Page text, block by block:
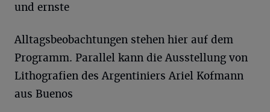
und ernste
Alltagsbeobachtungen stehen hier auf dem
Programm. Parallel kann die Ausstellung von
Lithografien des Argentiniers Ariel Kofmann
aus Buenos